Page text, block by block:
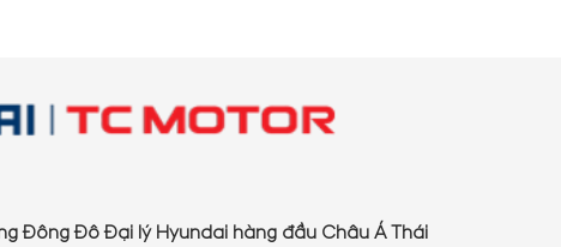
Đông Đô Đại lý Hyundai hàng đầu Châu Á Thái